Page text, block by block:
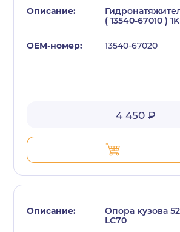
( 13540-67010 )
13540-67020
4 450 ₽
Опора кузова
LC70